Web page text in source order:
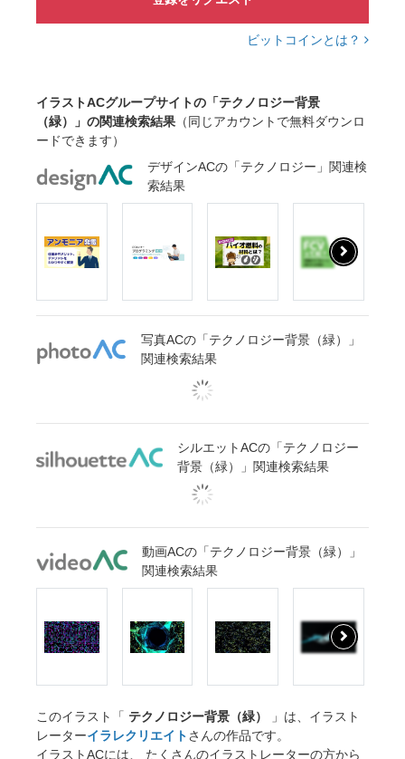
ビットコインとは？
イラストACグループサイトの「テクノロジー背景
（緑）」の関連検索結果 （同じアカウントで無料ダウンロ
ードできます）
デザインACの「テクノロジー」関連検
索結果
写真ACの「テクノロジー背景（緑）」
関連検索結果
シルエットACの「テクノロジー
背景（緑）」関連検索結果
動画ACの「テクノロジー背景（緑）」
関連検索結果
このイラスト「 テクノロジー背景（緑）
」は、イラスト
レーターイラレクリエイトさんの作品です。
イラストACには、 たくさんのイラストレーターの方から